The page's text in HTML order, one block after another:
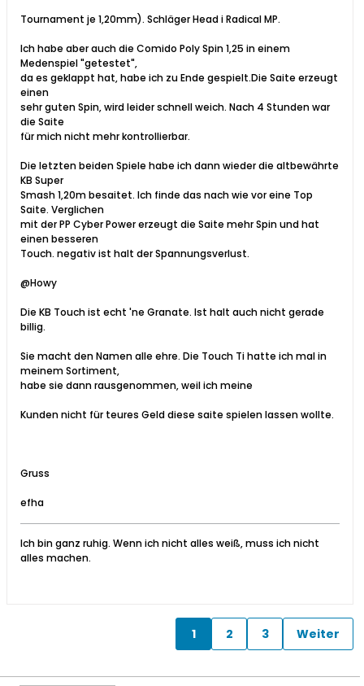
Tournament je 1,20mm). Schläger Head i Radical MP.
Ich habe aber auch die Comido Poly Spin 1,25 in einem
Medenspiel "getestet",
da es geklappt hat, habe ich zu Ende gespielt.Die Saite erzeugt
einen
sehr guten Spin, wird leider schnell weich. Nach 4 Stunden war
die Saite
für mich nicht mehr kontrollierbar.
Die letzten beiden Spiele habe ich dann wieder die altbewährte
KB Super
Smash 1,20m besaitet. Ich finde das nach wie vor eine Top
Saite. Verglichen
mit der PP Cyber Power erzeugt die Saite mehr Spin und hat
einen besseren
Touch. negativ ist halt der Spannungsverlust.
@Howy
Die KB Touch ist echt 'ne Granate. Ist halt auch nicht gerade
billig.
Sie macht den Namen alle ehre. Die Touch Ti hatte ich mal in
meinem Sortiment,
habe sie dann rausgenommen, weil ich meine
Kunden nicht für teures Geld diese saite spielen lassen wollte.
Gruss
efha
Ich bin ganz ruhig. Wenn ich nicht alles weiß, muss ich nicht
alles machen.
1 2 3 Weiter